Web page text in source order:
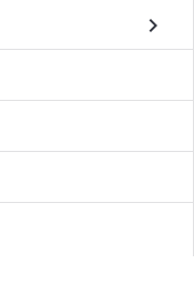
chevron_right